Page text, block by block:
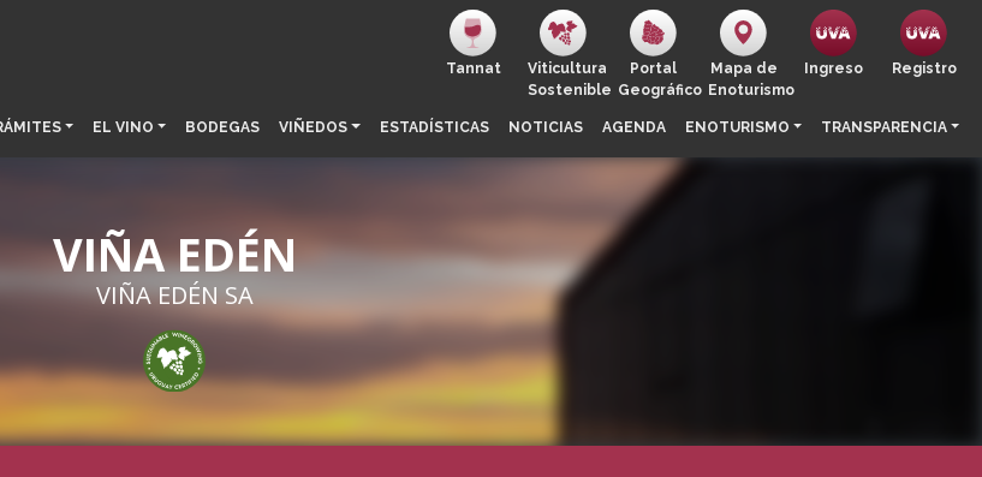
Tannat
Viticultura
Sostenible
Portal
Geográfico
Mapa de
Enoturismo
Ingreso Registro
EL VINO BODEGAS VIÑEDOS ESTADÍSTICAS NOTICIAS AGENDA ENOTURISMO TRANSPARENCIA
VIÑA EDÉN
VIÑA EDÉN SA